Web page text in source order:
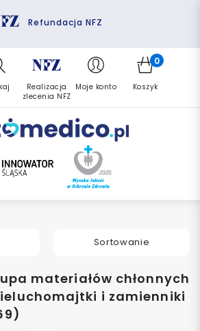
Darmowa dostawa
fizjoterapeuty
Finansowanie PFRON
Refundacja NFZ
zlecenie ponownie
Realizacja
zlecenia NFZ
Moje konto
0
Koszyk
Sortowanie
materiałów chłonnych
i zamienniki